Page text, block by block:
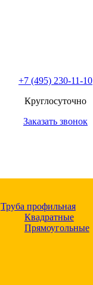
+7 (495) 230-11-10
Круглосуточно
Заказать звонок
Труба профильная
Квадратные
Прямоугольные